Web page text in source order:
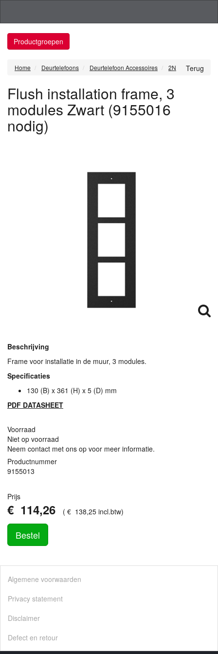
Productgroepen
Terug
Home Deurtelefoons Deurtelefoon Accessoires 2N
Flush installation frame, 3
modules Zwart (9155016
nodig)
Beschrijving
Frame voor installatie in de muur, 3 modules.
Specificaties
130 (B) x 361 (H) x 5 (D) mm
PDF DATASHEET
Voorraad
Niet op voorraad
Neem contact met ons op voor meer informatie.
Productnummer
9155013
Prijs
€ 114,26 ( € 138,25 incl.btw)
Bestel
Algemene voorwaarden
Privacy statement
Disclaimer
Defect en retour